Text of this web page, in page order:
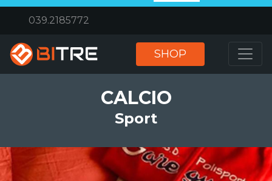
039.2185772
SHOP
CALCIO
Sport